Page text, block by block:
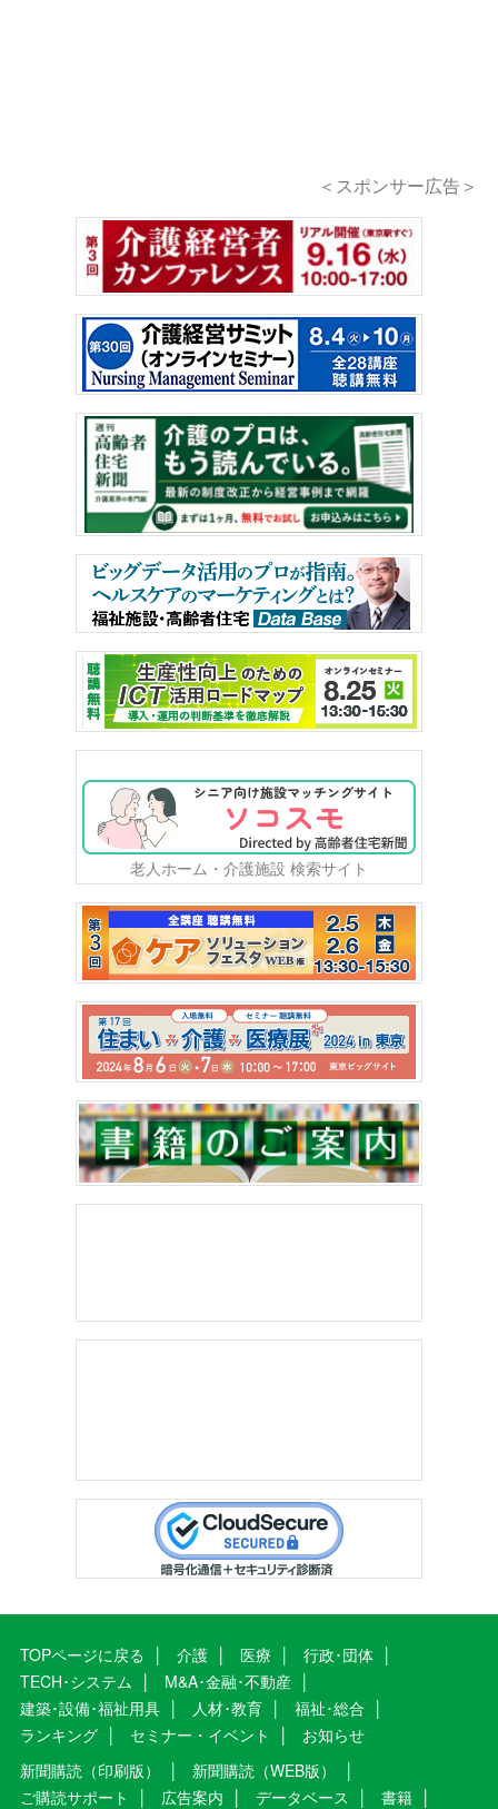
＜スポンサー広告＞
老人ホーム・介護施設 検索サイト
TOPページに戻る 介護 医療
行政･団体
TECH･システム
M&A･金融･不動産
建築･設備･福祉用具
人材･教育
福祉･総合
ランキング
セミナー・イベント
お知らせ
新聞購読（印刷版）
新聞購読（WEB版）
ご購読サポート
広告案内 データベース 書籍